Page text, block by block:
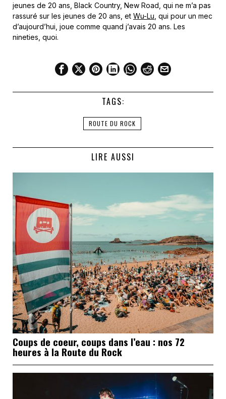
jeunes de 20 ans, Black Country, New Road, qui ne m’a pas
rassuré sur les jeunes de 20 ans, et Wu-Lu , qui pour un mec
d’aujourd’hui, joue comme quand j’avais 20 ans. Les
nineties, quoi.
TAGS:
ROUTE DU ROCK
LIRE AUSSI
Coups de coeur, coups dans l’eau : nos 72
heures à la Route du Rock